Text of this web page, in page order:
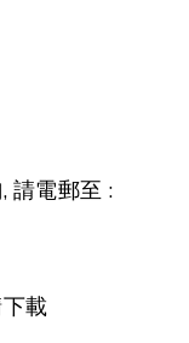
請電郵至 :
載